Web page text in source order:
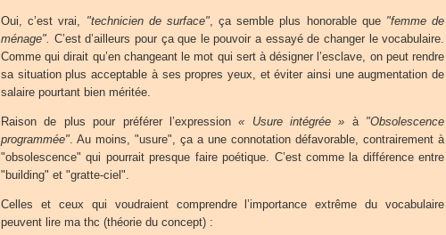
Oui, c’est vrai, "technicien de surface", ça semble plus honorable que "femme de
ménage". C’est d’ailleurs pour ça que le pouvoir a essayé de changer le vocabulaire.
Comme qui dirait qu’en changeant le mot qui sert à désigner l’esclave, on peut rendre
sa situation plus acceptable à ses propres yeux, et éviter ainsi une augmentation de
salaire pourtant bien méritée.
Raison de plus pour préférer l’expression« Usure intégrée » à "Obsolescence
programmée". Au moins, "usure", ça a une connotation défavorable, contrairement à
"obsolescence" qui pourrait presque faire poétique. C’est comme la différence entre
"building" et "gratte-ciel".
Celles et ceux qui voudraient comprendre l’importance extrême du vocabulaire
peuvent lire ma thc (théorie du concept) :